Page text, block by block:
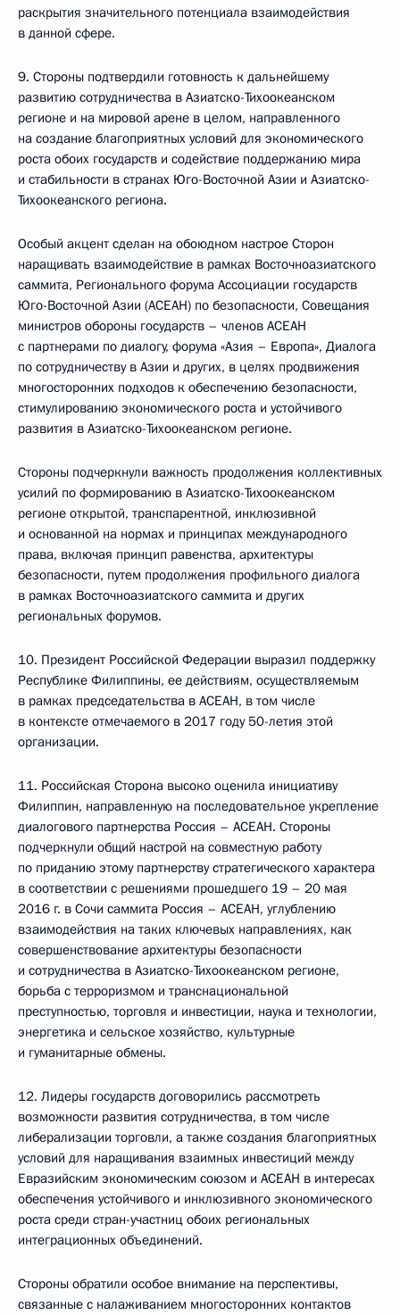
раскрытия значительного потенциала взаимодействия
в данной сфере.
9. Стороны подтвердили готовность к дальнейшему
развитию сотрудничества в Азиатско-Тихоокеанском
регионе и на мировой арене в целом, направленного
на создание благоприятных условий для экономического
роста обоих государств и содействие поддержанию мира
и стабильности в странах Юго-Восточной Азии и Азиатско-
Тихоокеанского региона.
Особый акцент сделан на обоюдном настрое Сторон
наращивать взаимодействие в рамках Восточноазиатского
саммита, Регионального форума Ассоциации государств
Юго-Восточной Азии (АСЕАН) по безопасности, Совещания
министров обороны государств – членов АСЕАН
с партнерами по диалогу, форума «Азия – Европа», Диалога
по сотрудничеству в Азии и других, в целях продвижения
многосторонних подходов к обеспечению безопасности,
стимулированию экономического роста и устойчивого
развития в Азиатско-Тихоокеанском регионе.
Стороны подчеркнули важность продолжения коллективных
усилий по формированию в Азиатско-Тихоокеанском
регионе открытой, транспарентной, инклюзивной
и основанной на нормах и принципах международного
права, включая принцип равенства, архитектуры
безопасности, путем продолжения профильного диалога
в рамках Восточноазиатского саммита и других
региональных форумов.
10. Президент Российской Федерации выразил поддержку
Республике Филиппины, ее действиям, осуществляемым
в рамках председательства в АСЕАН, в том числе
в контексте отмечаемого в 2017 году 50-летия этой
организации.
11. Российская Сторона высоко оценила инициативу
Филиппин, направленную на последовательное укрепление
диалогового партнерства Россия – АСЕАН. Стороны
подчеркнули общий настрой на совместную работу
по приданию этому партнерству стратегического характера
в соответствии с решениями прошедшего 19 – 20 мая
2016 г. в Сочи саммита Россия – АСЕАН, углублению
взаимодействия на таких ключевых направлениях, как
совершенствование архитектуры безопасности
и сотрудничества в Азиатско-Тихоокеанском регионе,
борьба с терроризмом и транснациональной
преступностью, торговля и инвестиции, наука и технологии,
энергетика и сельское хозяйство, культурные
и гуманитарные обмены.
12. Лидеры государств договорились рассмотреть
возможности развития сотрудничества, в том числе
либерализации торговли, а также создания благоприятных
условий для наращивания взаимных инвестиций между
Евразийским экономическим союзом и АСЕАН в интересах
обеспечения устойчивого и инклюзивного экономического
роста среди стран-участниц обоих региональных
интеграционных объединений.
Стороны обратили особое внимание на перспективы,
связанные с налаживанием многосторонних контактов